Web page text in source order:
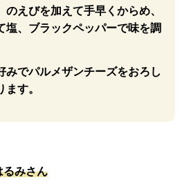
えびを加えて手早くからめ、
塩、ブラックペッパーで味を調
みでパルメザンチーズをおろし
す。
るみさん